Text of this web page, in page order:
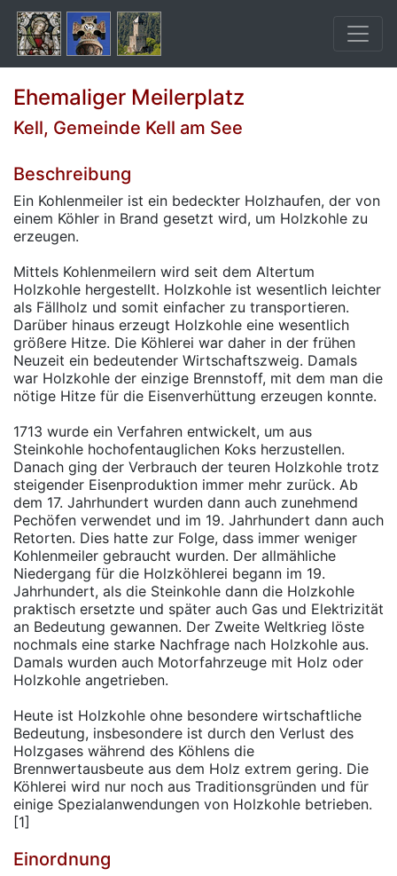
Ehemaliger Meilerplatz
Kell, Gemeinde Kell am See
Beschreibung
Ein Kohlenmeiler ist ein bedeckter Holzhaufen, der von
einem Köhler in Brand gesetzt wird, um Holzkohle zu
erzeugen.
Mittels Kohlenmeilern wird seit dem Altertum
Holzkohle hergestellt. Holzkohle ist wesentlich leichter
als Fällholz und somit einfacher zu transportieren.
Darüber hinaus erzeugt Holzkohle eine wesentlich
größere Hitze. Die Köhlerei war daher in der frühen
Neuzeit ein bedeutender Wirtschaftszweig. Damals
war Holzkohle der einzige Brennstoff, mit dem man die
nötige Hitze für die Eisenverhüttung erzeugen konnte.
1713 wurde ein Verfahren entwickelt, um aus
Steinkohle hochofentauglichen Koks herzustellen.
Danach ging der Verbrauch der teuren Holzkohle trotz
steigender Eisenproduktion immer mehr zurück. Ab
dem 17. Jahrhundert wurden dann auch zunehmend
Pechöfen verwendet und im 19. Jahrhundert dann auch
Retorten. Dies hatte zur Folge, dass immer weniger
Kohlenmeiler gebraucht wurden. Der allmähliche
Niedergang für die Holzköhlerei begann im 19.
Jahrhundert, als die Steinkohle dann die Holzkohle
praktisch ersetzte und später auch Gas und Elektrizität
an Bedeutung gewannen. Der Zweite Weltkrieg löste
nochmals eine starke Nachfrage nach Holzkohle aus.
Damals wurden auch Motorfahrzeuge mit Holz oder
Holzkohle angetrieben.
Heute ist Holzkohle ohne besondere wirtschaftliche
Bedeutung, insbesondere ist durch den Verlust des
Holzgases während des Köhlens die
Brennwertausbeute aus dem Holz extrem gering. Die
Köhlerei wird nur noch aus Traditionsgründen und für
einige Spezialanwendungen von Holzkohle betrieben.
[1]
Einordnung